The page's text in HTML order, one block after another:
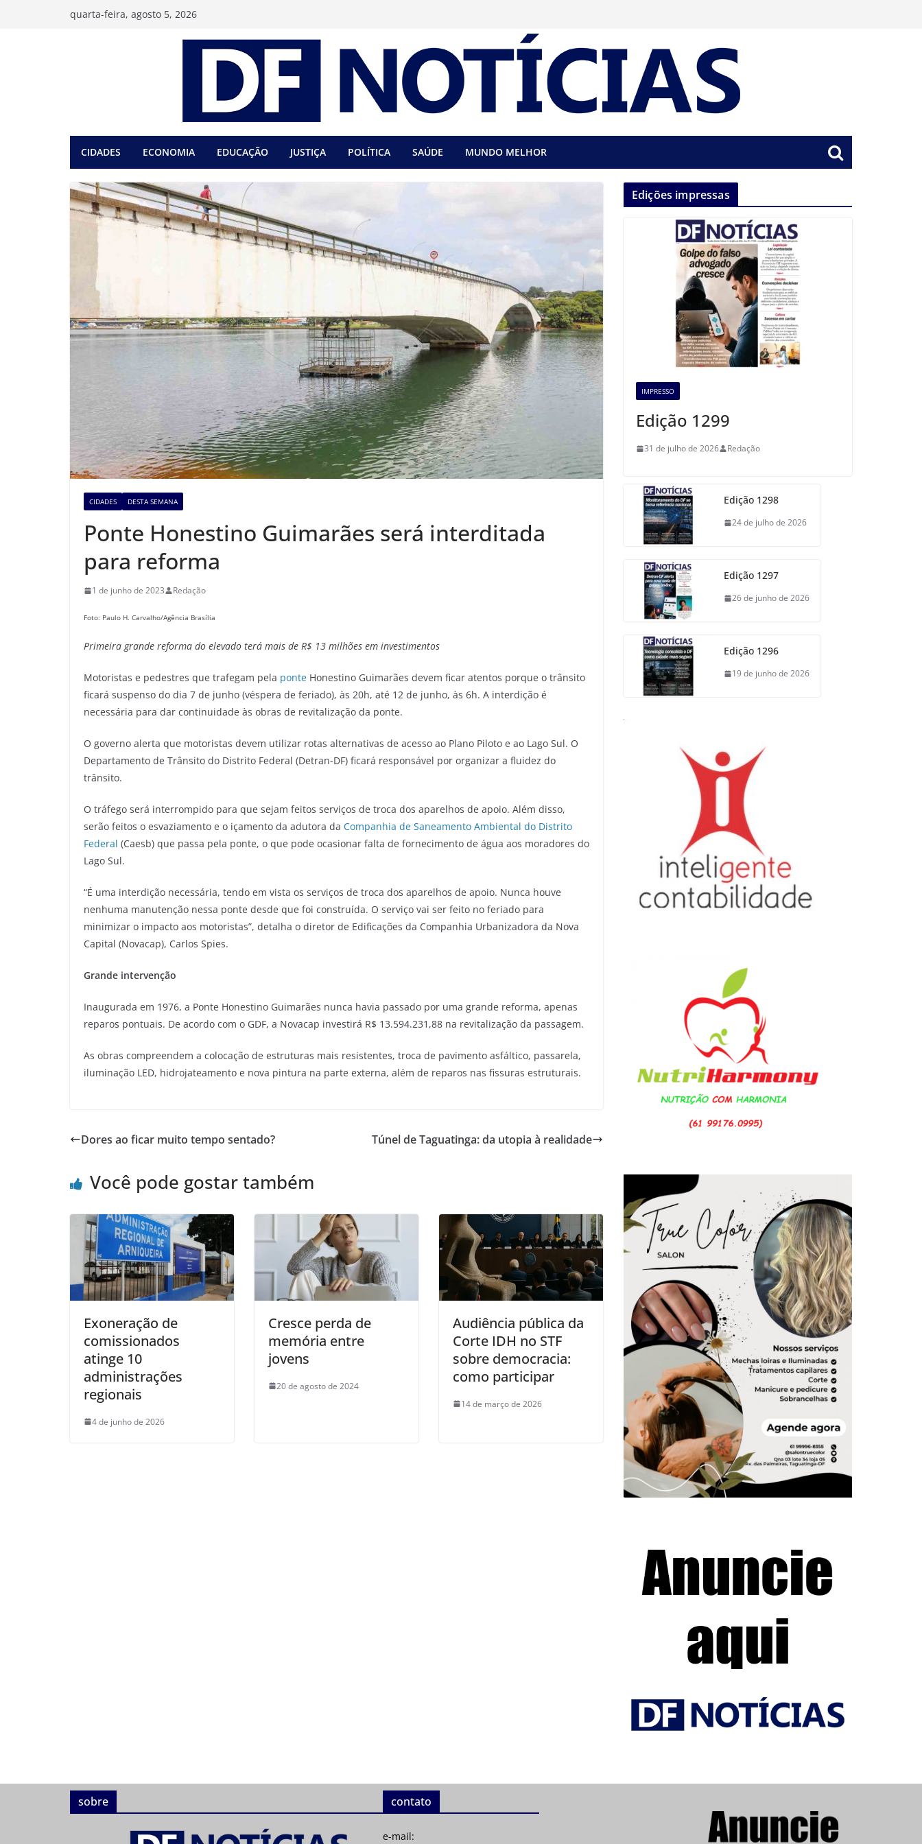
quarta-feira, agosto 5, 2026
CIDADES ECONOMIA EDUCAÇÃO JUSTIÇA POLÍTICA SAÚDE MUNDO MELHOR
CIDADES DESTA SEMANA
Ponte Honestino Guimarães será interditada
para reforma
1 de junho de 2023 Redação
Foto: Paulo H. Carvalho/Agência Brasília
Primeira grande reforma do elevado terá mais de R$ 13 milhões em investimentos
Motoristas e pedestres que trafegam pela ponte Honestino Guimarães devem ficar atentos porque o trânsito
ficará suspenso do dia 7 de junho (véspera de feriado), às 20h, até 12 de junho, às 6h. A interdição é
necessária para dar continuidade às obras de revitalização da ponte.
O governo alerta que motoristas devem utilizar rotas alternativas de acesso ao Plano Piloto e ao Lago Sul. O
Departamento de Trânsito do Distrito Federal (Detran-DF) ficará responsável por organizar a fluidez do
trânsito.
O tráfego será interrompido para que sejam feitos serviços de troca dos aparelhos de apoio. Além disso,
serão feitos o esvaziamento e o içamento da adutora da Companhia de Saneamento Ambiental do Distrito
Federal (Caesb) que passa pela ponte, o que pode ocasionar falta de fornecimento de água aos moradores do
Lago Sul.
“É uma interdição necessária, tendo em vista os serviços de troca dos aparelhos de apoio. Nunca houve
nenhuma manutenção nessa ponte desde que foi construída. O serviço vai ser feito no feriado para
minimizar o impacto aos motoristas”, detalha o diretor de Edificações da Companhia Urbanizadora da Nova
Capital (Novacap), Carlos Spies.
Grande intervenção
Inaugurada em 1976, a Ponte Honestino Guimarães nunca havia passado por uma grande reforma, apenas
reparos pontuais. De acordo com o GDF, a Novacap investirá R$ 13.594.231,88 na revitalização da passagem.
As obras compreendem a colocação de estruturas mais resistentes, troca de pavimento asfáltico, passarela,
iluminação LED, hidrojateamento e nova pintura na parte externa, além de reparos nas fissuras estruturais.
Dores ao ficar muito tempo sentado? Túnel de Taguatinga: da utopia à realidade
Você pode gostar também
Exoneração de
comissionados
atinge 10
administrações
regionais
4 de junho de 2026
Cresce perda de
memória entre
jovens
20 de agosto de 2024
Audiência pública da
Corte IDH no STF
sobre democracia:
como participar
14 de março de 2026
Edições impressas
IMPRESSO
Edição 1299
31 de julho de 2026 Redação
Edição 1298
24 de julho de 2026
Edição 1297
26 de junho de 2026
Edição 1296
19 de junho de 2026
sobre contato
e-mail: